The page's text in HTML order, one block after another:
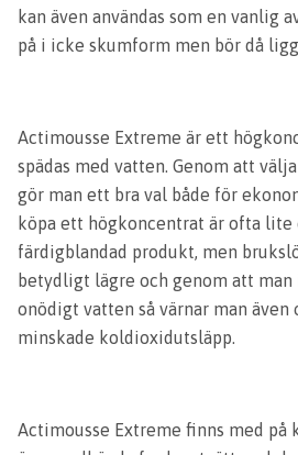
kan även användas som en vanlig
på i icke skumform men bör då
Actimousse Extreme är ett
spädas med vatten. Genom att
gör man ett bra val både för
köpa ett högkoncentrat är ofta lite
färdigblandad produkt, men
betydligt lägre och genom att
onödigt vatten så värnar man
minskade koldioxidutsläpp.
Actimousse Extreme finns med